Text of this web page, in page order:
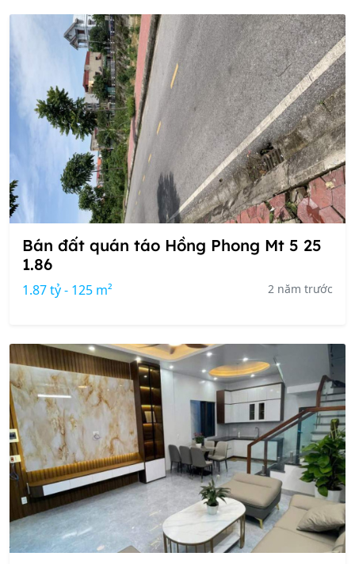
Bán đất quán táo Hồng Phong Mt 5 25
1.86
1.87 tỷ - 125 m² 2 năm trước